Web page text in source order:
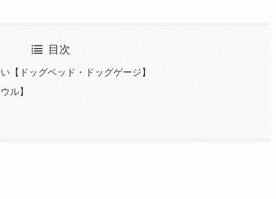
目次
【ドッグベッド・ドッグゲージ】
ル】